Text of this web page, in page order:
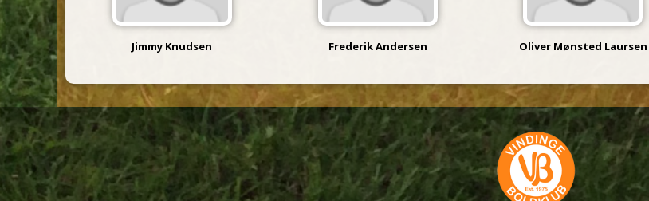
Jimmy Knudsen Frederik Andersen Oliver Mønsted Laursen